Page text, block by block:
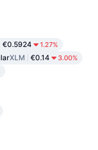
€0.5924 1.27%
XLM €0.14 3.00%